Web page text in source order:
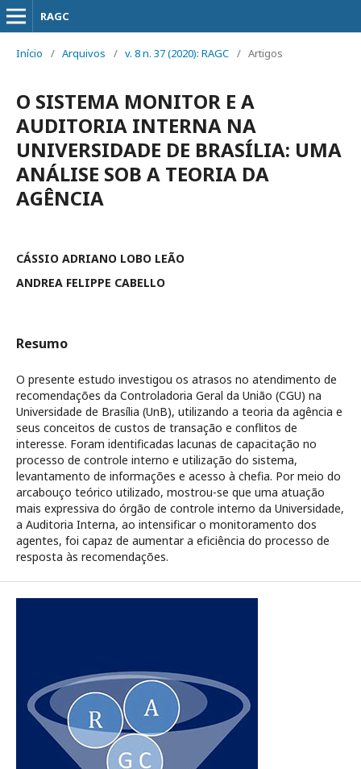
RAGC
Início / Arquivos / v. 8 n. 37 (2020): RAGC / Artigos
O SISTEMA MONITOR E A
AUDITORIA INTERNA NA
UNIVERSIDADE DE BRASÍLIA: UMA
ANÁLISE SOB A TEORIA DA
AGÊNCIA
CÁSSIO ADRIANO LOBO LEÃO
ANDREA FELIPPE CABELLO
Resumo
O presente estudo investigou os atrasos no atendimento de
recomendações da Controladoria Geral da União (CGU) na
Universidade de Brasília (UnB), utilizando a teoria da agência e
seus conceitos de custos de transação e conflitos de
interesse. Foram identificadas lacunas de capacitação no
processo de controle interno e utilização do sistema,
levantamento de informações e acesso à chefia. Por meio do
arcabouço teórico utilizado, mostrou-se que uma atuação
mais expressiva do órgão de controle interno da Universidade,
a Auditoria Interna, ao intensificar o monitoramento dos
agentes, foi capaz de aumentar a eficiência do processo de
resposta às recomendações.